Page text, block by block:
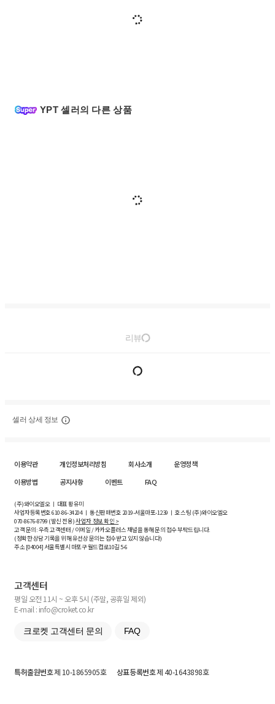
YPT 셀러의 다른 상품
리뷰
셀러 상세 정보
이용약관 개인정보처리방침 회사소개
운영정책
이용방법
공지사항 이벤트 FAQ
(주)와이오엘오 ㅣ 대표 황유미
사업자등록번호610-86-34204ㅣ 통신판매번호 2019-서울마포-1239 ㅣ 호스팅 (주)와이오엘오
070-8676-8799 (발신 전용)사업자 정보 확인 >
고객 문의: 우측 고객센터 / 이메일 / 카카오플러스 채널을 통해 문의 접수 부탁드립니다.
(정확한 상담 기록을 위해 유선상 문의는 접수받고 있지 않습니다)
주소 [04004] 서울특별시 마포구 월드컵로10길5-6
고객센터
평일 오전 11시 ~ 오후 5시 (주말, 공휴일 제외)
E-mail : info@croket.co.kr
크로켓 고객센터 문의 FAQ
특허출원번호제 10-1865905호 상표등록번호제 40-1643898호